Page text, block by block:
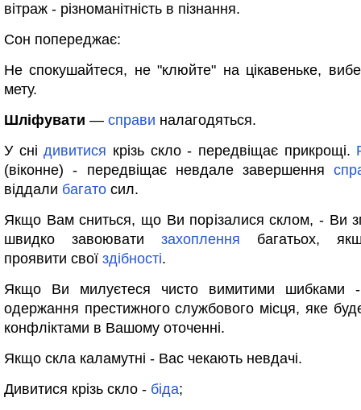
вітраж - різноманітність в пізнання.
Сон попереджає:
Не спокушайтеся, не "клюйте" на цікавеньке,
мету.
Шліфувати — справи налагодяться.
У снідивитися крізь скло - передвіщає прикрощі.
(віконне) - передвіщає невдале завершення
віддали багато сил.
Якщо Вам сниться, що Ви порізалися склом, - Ви
швидко завоювати захоплення багатьох,
проявити свої здібності.
Якщо Ви милуєтеся чисто вимитими шибками -
одержання престижного службового місця, яке
конфліктами в Вашому оточенні.
Якщо скла каламутні - Вас чекають невдачі.
Дивитися крізь скло - біда;